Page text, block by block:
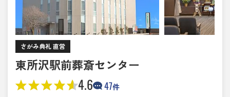
さがみ典礼 直営
東所沢駅前葬斎センター
4.6 47件